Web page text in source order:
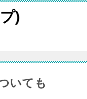
)
いても